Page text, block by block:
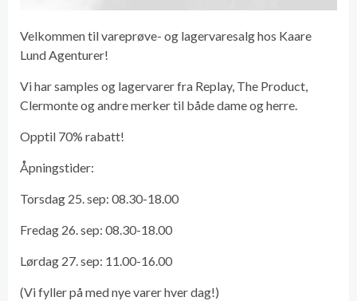
Velkommen til vareprøve- og lagervaresalg hos Kaare
Lund Agenturer!
Vi har samples og lagervarer fra Replay, The Product,
Clermonte og andre merker til både dame og herre.
Opptil 70% rabatt!
Åpningstider:
Torsdag 25. sep: 08.30-18.00
Fredag 26. sep: 08.30-18.00
Lørdag 27. sep: 11.00-16.00
(Vi fyller på med nye varer hver dag!)